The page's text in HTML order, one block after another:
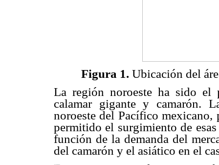
Figura 1. Ubicación del
La región noroeste ha sido el
calamar gigante y camarón.
noroeste del Pacífico
permitido el surgimiento de
función de la demanda del
del camarón y el asiático en el